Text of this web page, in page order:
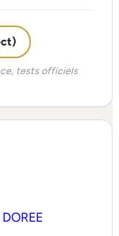
tests officiels